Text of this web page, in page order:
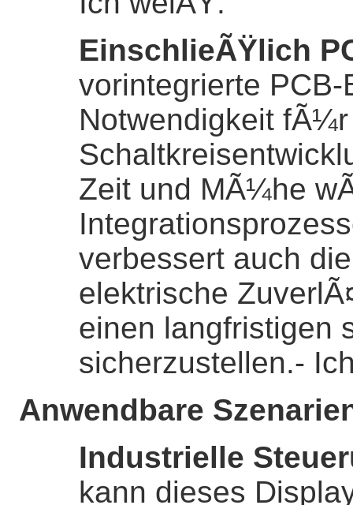
EinschlieÃŸlich
vorintegrierte
Notwendigkeit
Zeit und MÃ¼he
verbessert auch
elektrische
einen langfristigen
sicherzustellen.-
Anwendbare
Industrielle
kann dieses